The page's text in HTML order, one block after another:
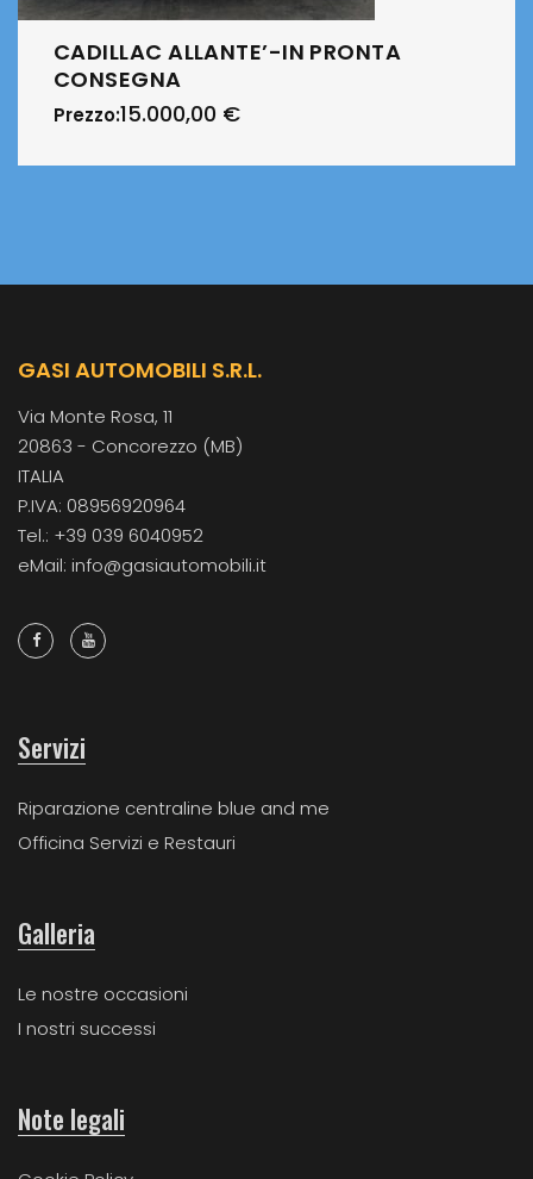
CADILLAC ALLANTE’-IN PRONTA
CONSEGNA
Prezzo:15.000,00 €
GASI AUTOMOBILI S.R.L.
Via Monte Rosa, 11
20863 - Concorezzo (MB)
ITALIA
P.IVA: 08956920964
Tel.: +39 039 6040952
eMail: info@gasiautomobili.it
Servizi
Riparazione centraline blue and me
Officina Servizi e Restauri
Galleria
Le nostre occasioni
I nostri successi
Note legali